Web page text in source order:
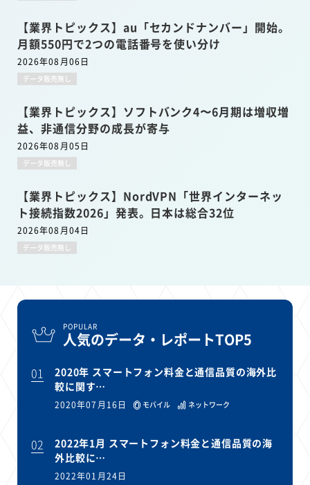
【業界トピックス】au「セカンドナンバー」開始。
月額550円で2つの電話番号を使い分け
2026年08月06日
データ販売無し
【業界トピックス】ソフトバンク4〜6月期は増収増
益、非通信分野の成長が寄与
2026年08月05日
データ販売無し
【業界トピックス】NordVPN「世界インターネッ
ト接続指数2026」発表。日本は総合32位
2026年08月04日
データ販売無し
POPULAR
人気のデータ・レポートTOP5
01
2020年 スマートフォン料金と通信品質の海外比
較に関す…
2020年07月16日 モバイル ネットワーク
02
2022年1月 スマートフォン料金と通信品質の海
外比較に…
2022年01月24日